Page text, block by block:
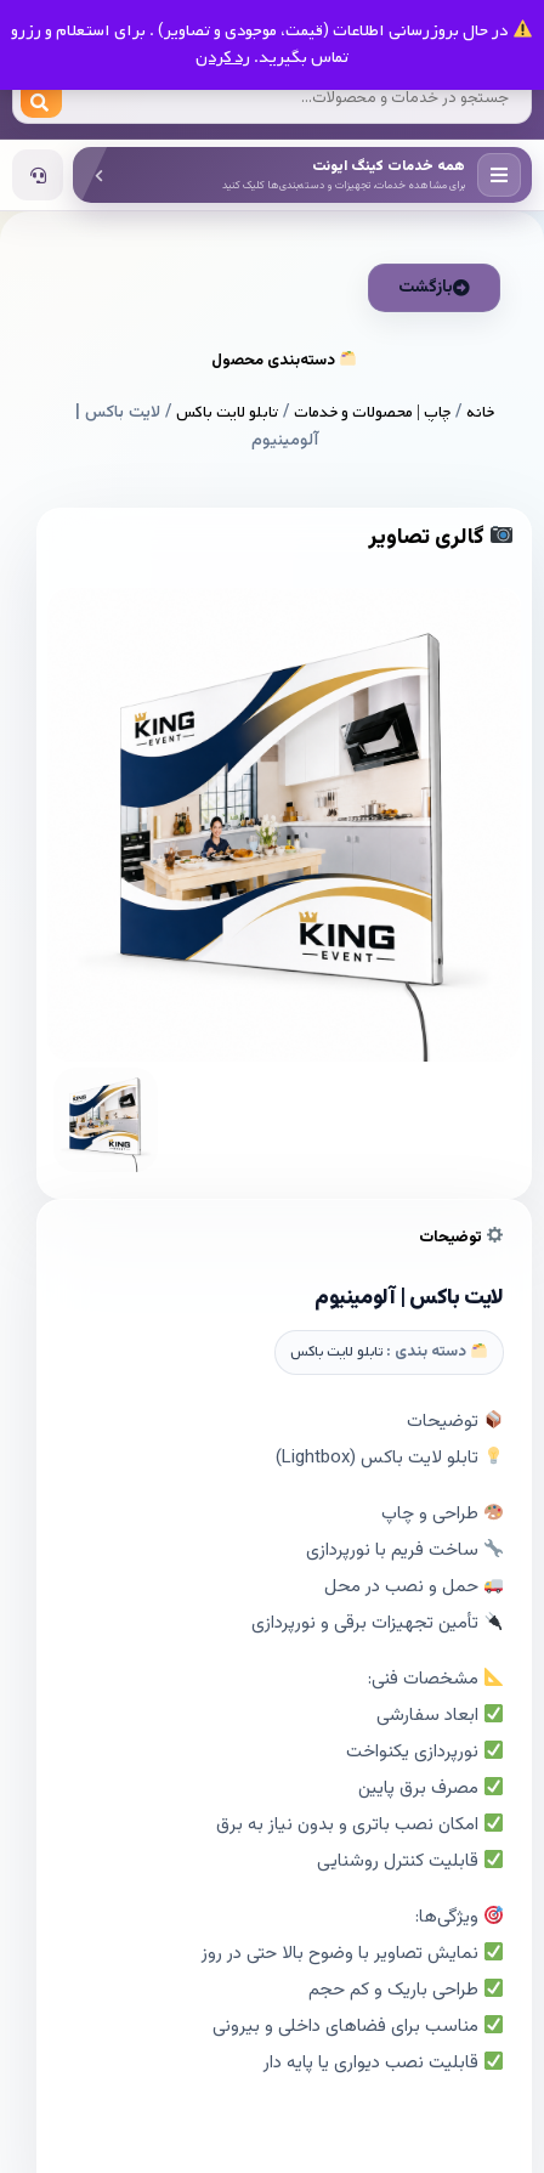
در حال بروزرسانی اطلاعات (قیمت، موجودی و تصاویر) . برای استعلام و رزرو
تماس بگیرید. رد کردن
کینگ ایونت
همه خدمات کینگ ایونت
برای مشاهده خدمات، تجهیزات و دسته‌بندی‌ها کلیک کنید
بازگشت
دسته‌بندی محصول
خانه/چاپ | محصولات و خدمات/تابلو لایت باکس/ لایت باکس |
آلومینیوم
گالری تصاویر
توضیحات
لایت باکس | آلومینیوم
دسته بندی : تابلو لایت باکس
توضیحات
تابلو لایت باکس (Lightbox)
طراحی و چاپ
ساخت فریم با نورپردازی
حمل و نصب در محل
تأمین تجهیزات برقی و نورپردازی
مشخصات فنی:
ابعاد سفارشی
نورپردازی یکنواخت
مصرف برق پایین
امکان نصب باتری و بدون نیاز به برق
قابلیت کنترل روشنایی
ویژگی‌ها:
نمایش تصاویر با وضوح بالا حتی در روز
طراحی باریک و کم حجم
مناسب برای فضاهای داخلی و بیرونی
قابلیت نصب دیواری یا پایه دار